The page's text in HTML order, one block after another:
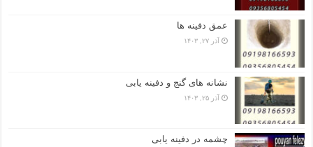
عمق دفینه ها
آذر ۲۷, ۱۴۰۳
نشانه های گنج و دفینه یابی
آذر ۲۵, ۱۴۰۳
چشمه در دفینه یابی